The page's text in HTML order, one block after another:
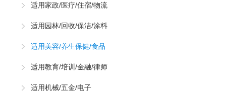
适用家政/医疗/住宿/物流
适用园林/回收/保洁/涂料
适用美容/养生保健/食品
适用教育/培训/金融/律师
适用机械/五金/电子